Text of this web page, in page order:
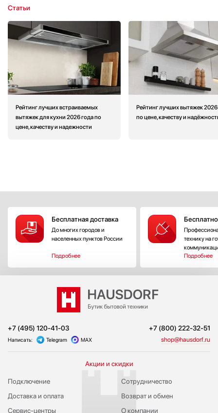
Статьи
Рейтинг лучших встраиваемых
вытяжек для кухни 2026 года по
цене, качеству и надежности
Рейтинг лучших вытяжек 2026
по цене, качеству и
Бесплатная доставка
До многих городов и
населенных пунктов России
Подробнее
технику на
Подробнее
+7 (495) 120-41-03 +7 (800) 222-32-51
Написать: Telegram MAX shop@hausdorf.ru
Акции и скидки
Подключение
Сервис-центры
Доставка и оплата
Сотрудничество
Возврат и обмен
О компании